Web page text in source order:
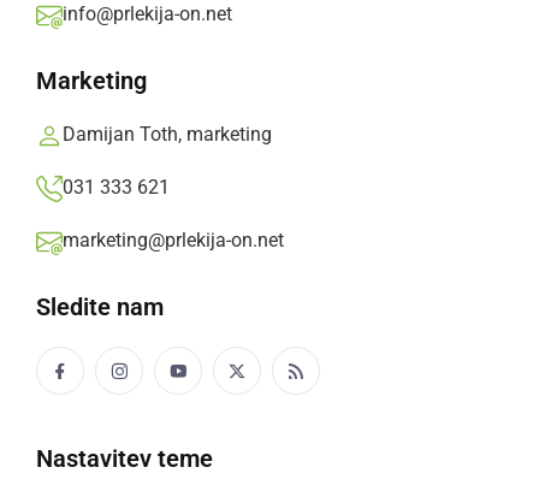
info@prlekija-on.net
Marketing
Damijan Toth, marketing
031 333 621
marketing@prlekija-on.net
Sledite nam
Nastavitev teme
Kultura
Politika